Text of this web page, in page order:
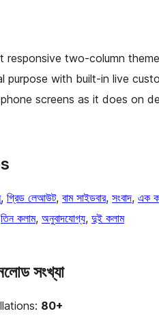
responsive two-column
purpose with built-in live
screens as it does on
, গ্রিড লেআউট, বাম সাইডবার, সংবাদ, এক
তিন কলাম, অনুবাদযোগ্য, দুই কলাম
সংখ্যা
80+